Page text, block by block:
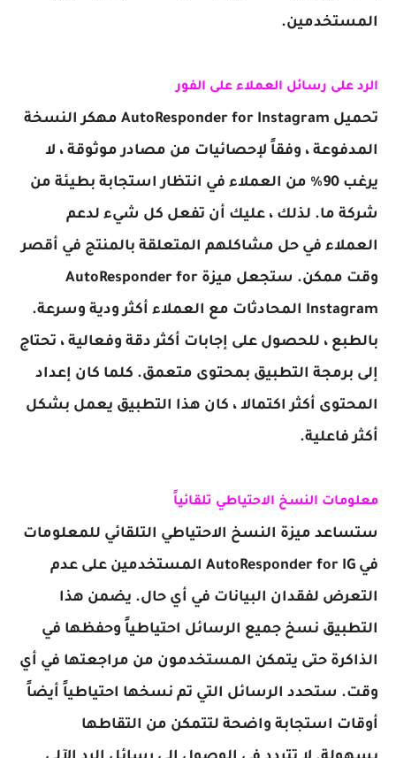
المستخدمين.
الرد على رسائل العملاء على الفور
تحميل AutoResponder for Instagram مهكر النسخة
المدفوعة ، وفقاً لإحصائيات من مصادر موثوقة ، لا
يرغب 90٪ من العملاء في انتظار استجابة بطيئة من
شركة ما. لذلك ، عليك أن تفعل كل شيء لدعم
العملاء في حل مشاكلهم المتعلقة بالمنتج في أقصر
وقت ممكن. ستجعل ميزة AutoResponder for
Instagram المحادثات مع العملاء أكثر ودية وسرعة.
بالطبع ، للحصول على إجابات أكثر دقة وفعالية ، تحتاج
إلى برمجة التطبيق بمحتوى متعمق. كلما كان إعداد
المحتوى أكثر اكتمالا ، كان هذا التطبيق يعمل بشكل
أكثر فاعلية.
معلومات النسخ الاحتياطي تلقائياً
ستساعد ميزة النسخ الاحتياطي التلقائي للمعلومات
في AutoResponder for IG المستخدمين على عدم
التعرض لفقدان البيانات في أي حال. يضمن هذا
التطبيق نسخ جميع الرسائل احتياطياً وحفظها في
الذاكرة حتى يتمكن المستخدمون من مراجعتها في أي
وقت. ستحدد الرسائل التي تم نسخها احتياطياً أيضاً
أوقات استجابة واضحة لتتمكن من التقاطها